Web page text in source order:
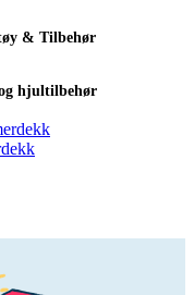
& Tilbehør
hjultilbehør